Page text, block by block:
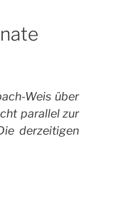
Weis über
parallel zur
derzeitigen